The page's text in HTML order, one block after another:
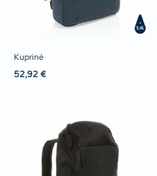
Kuprinė
52,92 €